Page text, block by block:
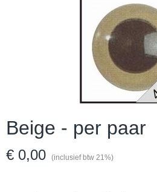
Beige - per paar
€ 0,00 (inclusief btw 21%)